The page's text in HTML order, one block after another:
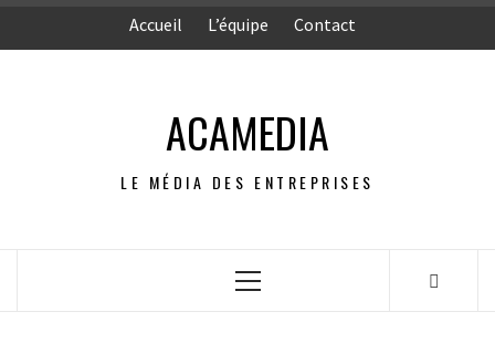
Accueil L’équipe Contact
ACAMEDIA
LE MÉDIA DES ENTREPRISES
Menu